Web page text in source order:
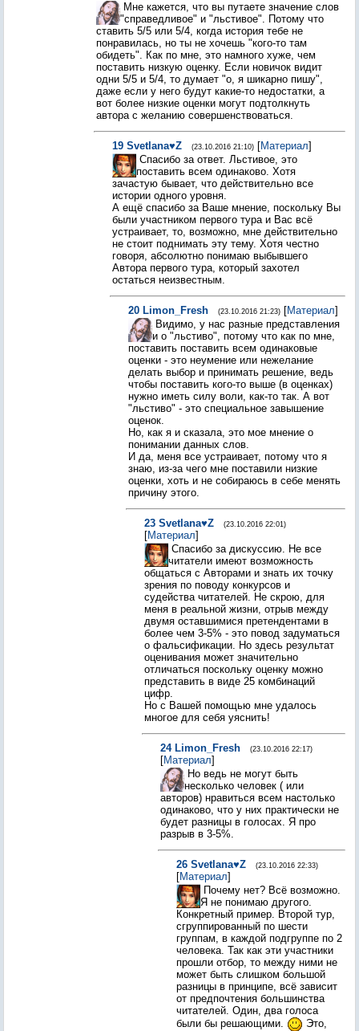
Мне кажется, что вы путаете значение слов
"справедливое" и "льстивое". Потому что
ставить 5/5 или 5/4, когда история тебе не
понравилась, но ты не хочешь "кого-то там
обидеть". Как по мне, это намного хуже, чем
поставить низкую оценку. Если новичок видит
одни 5/5 и 5/4, то думает "о, я шикарно пишу",
даже если у него будут какие-то недостатки, а
вот более низкие оценки могут подтолкнуть
автора с желанию совершенствоваться.
19 Svetlana♥Z (23.10.2016 21:10) [Материал]
Спасибо за ответ. Льстивое, это
поставить всем одинаково. Хотя
зачастую бывает, что действительно все
истории одного уровня.
А ещё спасибо за Ваше мнение, поскольку Вы
были участником первого тура и Вас всё
устраивает, то, возможно, мне действительно
не стоит поднимать эту тему. Хотя честно
говоря, абсолютно понимаю выбывшего
Автора первого тура, который захотел
остаться неизвестным.
20 Limon_Fresh (23.10.2016 21:23) [Материал]
Видимо, у нас разные представления
и о "льстиво", потому что как по мне,
поставить поставить всем одинаковые
оценки - это неумение или нежелание
делать выбор и принимать решение, ведь
чтобы поставить кого-то выше (в оценках)
нужно иметь силу воли, как-то так. А вот
"льстиво" - это специальное завышение
оценок.
Но, как я и сказала, это мое мнение о
понимании данных слов.
И да, меня все устраивает, потому что я
знаю, из-за чего мне поставили низкие
оценки, хоть и не собираюсь в себе менять
причину этого.
23 Svetlana♥Z (23.10.2016 22:01)
[Материал]
Спасибо за дискуссию. Не все
читатели имеют возможность
общаться с Авторами и знать их точку
зрения по поводу конкурсов и
судейства читателей. Не скрою, для
меня в реальной жизни, отрыв между
двумя оставшимися претендентами в
более чем 3-5% - это повод задуматься
о фальсификации. Но здесь результат
оценивания может значительно
отличаться поскольку оценку можно
представить в виде 25 комбинаций
цифр.
Но с Вашей помощью мне удалось
многое для себя уяснить!
24 Limon_Fresh (23.10.2016 22:17)
[Материал]
Но ведь не могут быть
несколько человек ( или
авторов) нравиться всем настолько
одинаково, что у них практически не
будет разницы в голосах. Я про
разрыв в 3-5%.
26 Svetlana♥Z (23.10.2016 22:33)
[Материал]
Почему нет? Всё возможно.
Я не понимаю другого.
Конкретный пример. Второй тур,
сгруппированный по шести
группам, в каждой подгруппе по 2
человека. Так как эти участники
прошли отбор, то между ними не
может быть слишком большой
разницы в принципе, всё зависит
от предпочтения большинства
читателей. Один, два голоса
были бы решающими.
Это,